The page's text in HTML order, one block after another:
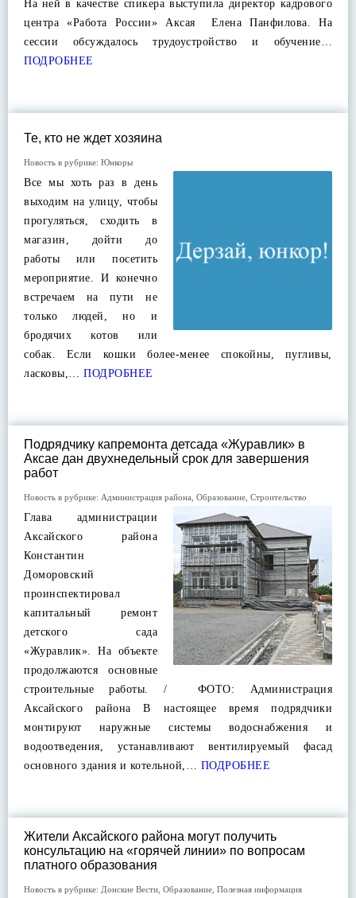
На ней в качестве спикера выступила директор кадрового
центра «Работа России» Аксая Елена Панфилова. На
сессии обсуждалось трудоустройство и обучение…
ПОДРОБНЕЕ
Те, кто не ждет хозяина
Новость в рубрике: Юнкоры
Все мы хоть раз в день
выходим на улицу, чтобы
прогуляться, сходить в
магазин, дойти до
работы или посетить
мероприятие. И конечно
встречаем на пути не
только людей, но и
бродячих котов или
собак. Если кошки более-менее спокойны, пугливы,
ласковы,… ПОДРОБНЕЕ
Подрядчику капремонта детсада «Журавлик» в
Аксае дан двухнедельный срок для завершения
работ
Новость в рубрике: Администрация района Образование Строительство
Глава администрации
Аксайского района
Константин
Доморовский
проинспектировал
капитальный ремонт
детского сада
«Журавлик». На объекте
продолжаются основные
строительные работы. / ФОТО: Администрация
Аксайского района В настоящее время подрядчики
монтируют наружные системы водоснабжения и
водоотведения, устанавливают вентилируемый фасад
основного здания и котельной,… ПОДРОБНЕЕ
Жители Аксайского района могут получить
консультацию на «горячей линии» по вопросам
платного образования
Новость в рубрике: Донские Вести Образование Полезная информация